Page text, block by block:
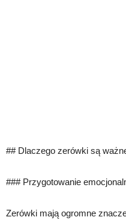
## Dlaczego zerówki są
### Przygotowanie
Zerówki mają ogromne